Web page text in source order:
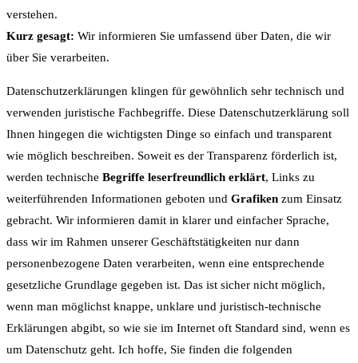
verstehen.
Kurz gesagt: Wir informieren Sie umfassend über Daten, die wir
über Sie verarbeiten.
Datenschutzerklärungen klingen für gewöhnlich sehr technisch und
verwenden juristische Fachbegriffe. Diese Datenschutzerklärung soll
Ihnen hingegen die wichtigsten Dinge so einfach und transparent
wie möglich beschreiben. Soweit es der Transparenz förderlich ist,
werden technische Begriffe leserfreundlich erklärt, Links zu
weiterführenden Informationen geboten und Grafiken zum Einsatz
gebracht. Wir informieren damit in klarer und einfacher Sprache,
dass wir im Rahmen unserer Geschäftstätigkeiten nur dann
personenbezogene Daten verarbeiten, wenn eine entsprechende
gesetzliche Grundlage gegeben ist. Das ist sicher nicht möglich,
wenn man möglichst knappe, unklare und juristisch-technische
Erklärungen abgibt, so wie sie im Internet oft Standard sind, wenn es
um Datenschutz geht. Ich hoffe, Sie finden die folgenden